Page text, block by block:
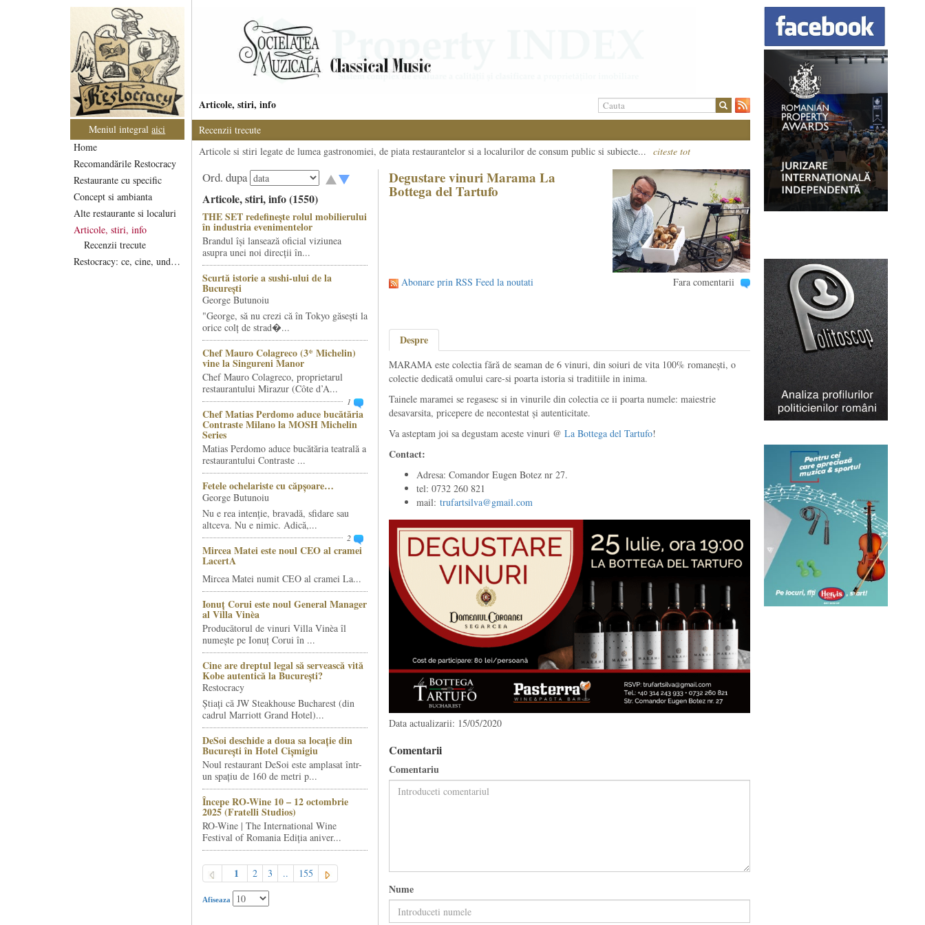
Meniul integralaici
Home
Recomandările Restocracy
Restaurante cu specific
Concept si ambianta
Alte restaurante si localuri
Articole, stiri, info
Recenzii trecute
Restocracy: ce, cine, unde...
Articole, stiri, info
Recenzii trecute
Articole si stiri legate de lumea gastronomiei, de piata restaurantelor si a localurilor de consum public si subiecte... citeste tot
Ord. dupa
Articole, stiri, info (1550)
THE SET redefinește rolul mobilierului
în industria evenimentelor
Brandul își lansează oficial viziunea
asupra unei noi direcții în...
Scurtă istorie a sushi-ului de la
București
George Butunoiu
"George, să nu crezi că în Tokyo găsești la
orice colț de strad�...
Chef Mauro Colagreco (3* Michelin)
vine la Singureni Manor
Chef Mauro Colagreco, proprietarul
restaurantului Mirazur (Côte d’A...
1
Chef Matias Perdomo aduce bucătăria
Contraste Milano la MOSH Michelin
Series
Matias Perdomo aduce bucătăria teatrală a
restaurantului Contraste ...
Fetele ochelariste cu căpșoare…
George Butunoiu
Nu e rea intenție, bravadă, sfidare sau
altceva. Nu e nimic. Adică,...
2
Mircea Matei este noul CEO al cramei
LacertA
Mircea Matei numit CEO al cramei La...
Ionuț Corui este noul General Manager
al Villa Vinèa
Producătorul de vinuri Villa Vinèa îl
numește pe Ionuț Corui în ...
Cine are dreptul legal să servească vită
Kobe autentică la București?
Restocracy
Știați că JW Steakhouse Bucharest (din
cadrul Marriott Grand Hotel)...
DeSoi deschide a doua sa locație din
București în Hotel Cișmigiu
Noul restaurant DeSoi este amplasat într-
un spațiu de 160 de metri p...
Începe RO-Wine 10 – 12 octombrie
2025 (Fratelli Studios)
RO-Wine | The International Wine
Festival of Romania Ediția aniver...
1 2 3 .. 155
Afiseaza
Degustare vinuri Marama La
Bottega del Tartufo
Abonare prin RSS Feed la noutati Fara comentarii
Despre
MARAMA este colectia fără de seaman de 6 vinuri, din soiuri de vita 100% romanești, o
colectie dedicată omului care-si poarta istoria si traditiile in inima.
Tainele maramei se regasesc si in vinurile din colectia ce ii poarta numele: maiestrie
desavarsita, pricepere de necontestat și autenticitate.
Va asteptam joi sa degustam aceste vinuri @ La Bottega del Tartufo!
Contact:
Adresa: Comandor Eugen Botez nr 27.
tel: 0732 260 821
mail: trufartsilva@gmail.com
Data actualizarii: 15/05/2020
Comentarii
Comentariu
Nume